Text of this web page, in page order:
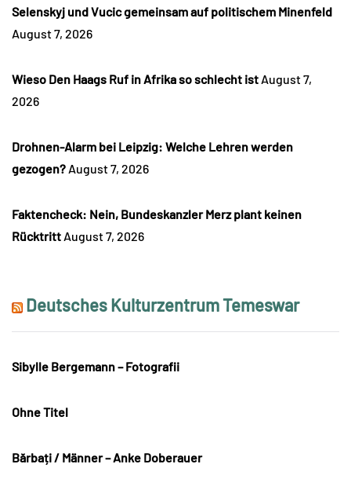
Selenskyj und Vucic gemeinsam auf politischem Minenfeld
August 7, 2026
Wieso Den Haags Ruf in Afrika so schlecht ist August 7,
2026
Drohnen-Alarm bei Leipzig: Welche Lehren werden
gezogen? August 7, 2026
Faktencheck: Nein, Bundeskanzler Merz plant keinen
Rücktritt August 7, 2026
Deutsches Kulturzentrum Temeswar
Sibylle Bergemann – Fotografii
Ohne Titel
Bărbați / Männer – Anke Doberauer